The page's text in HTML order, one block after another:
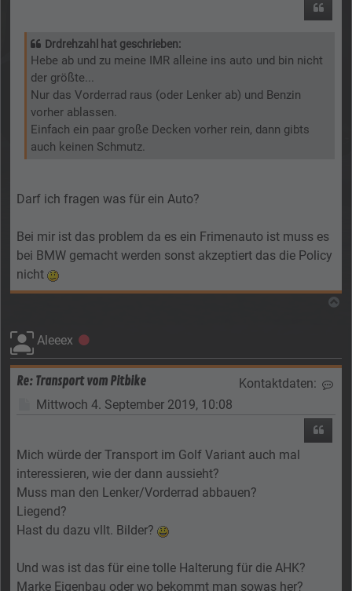
Drdrehzahl hat geschrieben:
Hebe ab und zu meine IMR alleine ins auto und bin nicht
der größte...
Nur das Vorderrad raus (oder Lenker ab) und Benzin
vorher ablassen.
Einfach ein paar große Decken vorher rein, dann gibts
auch keinen Schmutz.
Darf ich fragen was für ein Auto?
Bei mir ist das problem da es ein Frimenauto ist muss es
bei BMW gemacht werden sonst akzeptiert das die Policy
nicht
Aleeex Offline
Re: Transport vom Pitbike Kontaktdaten:
Beitrag
Mittwoch 4. September 2019, 10:08
Mich würde der Transport im Golf Variant auch mal
interessieren, wie der dann aussieht?
Muss man den Lenker/Vorderrad abbauen?
Liegend?
Hast du dazu vllt. Bilder?
Und was ist das für eine tolle Halterung für die AHK?
Marke Eigenbau oder wo bekommt man sowas her?